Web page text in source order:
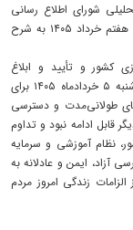
شورای اطلاع رسانی
دولت درباره اتصال به اینترنت بین‌المللی که عصر پنجشنبه هفتم خرداد ۱۴۰۵ به شرح
کشور و تأیید و ابلاغ
رئیس‌جمهور محترم، اتصال به اینترنت بین‌الملل از روز سه‌شنبه ۵ خردادماه ۱۴۰۵ برای
طولانی‌مدت و دسترسی
قابل ادامه نبود و تداوم
نظام آموزشی و سرمایه
آزاد، ایمن و عادلانه به
زندگی امروز مردم